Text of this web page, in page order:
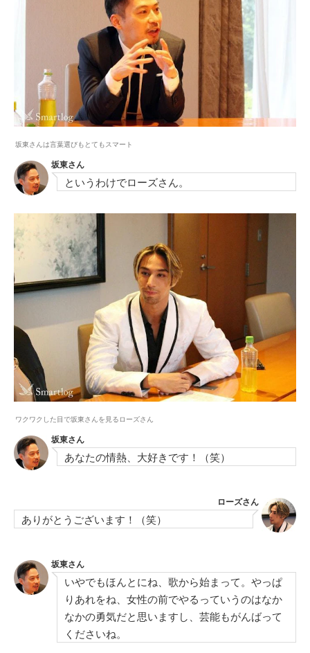
坂東さんは言葉選びもとてもスマート
坂東さん
というわけでローズさん。
ワクワクした目で坂東さんを見るローズさん
坂東さん
あなたの情熱、大好きです！（笑）
ローズさん
ありがとうございます！（笑）
坂東さん
いやでもほんとにね、歌から始まって。やっぱ
りあれをね、女性の前でやるっていうのはなか
なかの勇気だと思いますし、芸能もがんばって
くださいね。